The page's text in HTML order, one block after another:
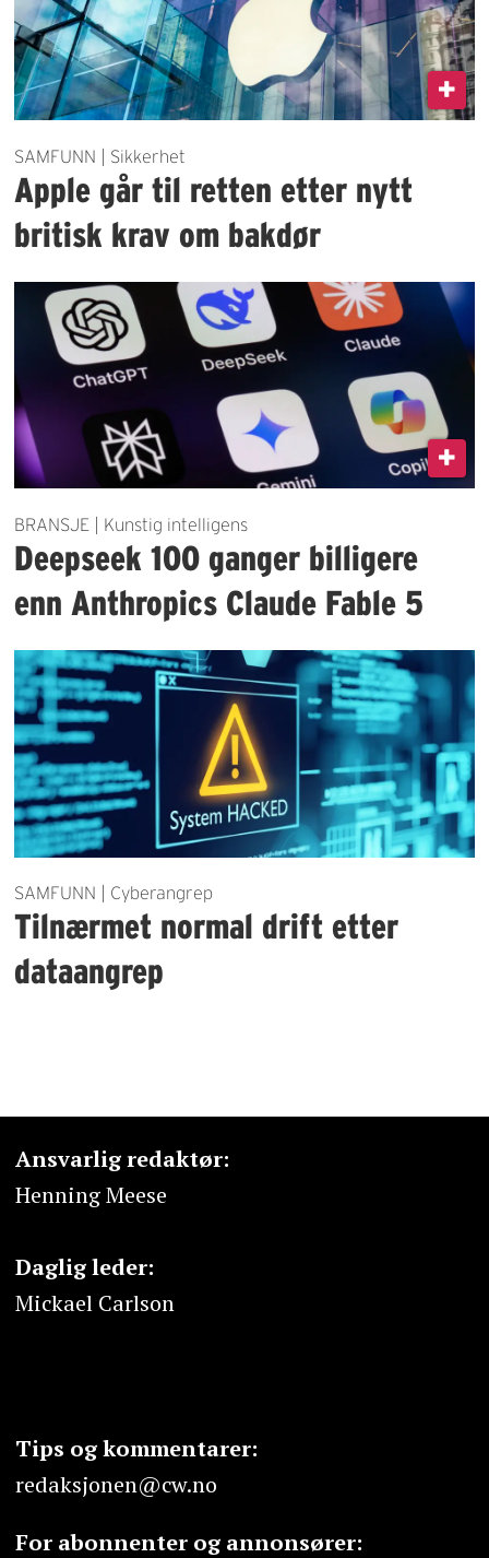
SAMFUNN | Sikkerhet
Apple går til retten etter nytt
britisk krav om bakdør
BRANSJE | Kunstig intelligens
Deepseek 100 ganger billigere
enn Anthropics Claude Fable 5
SAMFUNN | Cyberangrep
Tilnærmet normal drift etter
dataangrep
Ansvarlig redaktør:
Henning Meese
Daglig leder:
Mickael Carlson
Tips og kommentarer:
redaksjonen@cw.no
For abonnenter og annonsører: